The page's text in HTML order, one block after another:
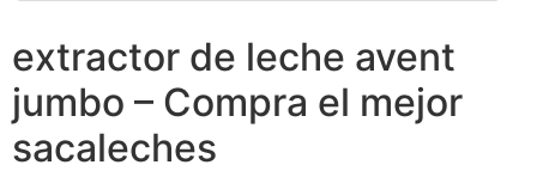
extractor de leche avent
jumbo – Compra el mejor
sacaleches